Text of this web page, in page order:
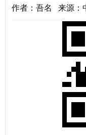
作者：吾名 来源：